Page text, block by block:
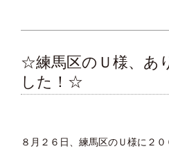
☆練馬区のＵ様、あ
した！☆
８月２６日、練馬区のＵ様に２